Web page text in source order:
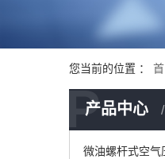
您当前的位置 ：
产品中心
P
微油螺杆式空气